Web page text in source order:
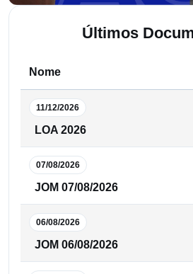
Últimos
Nome
11/12/2026
LOA 2026
07/08/2026
JOM 07/08/2026
06/08/2026
JOM 06/08/2026